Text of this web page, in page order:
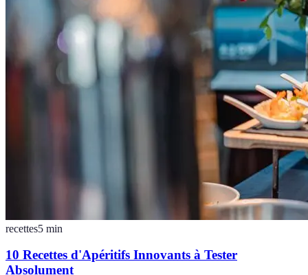
recettes5 min
10 Recettes d'Apéritifs Innovants à Tester
Absolument